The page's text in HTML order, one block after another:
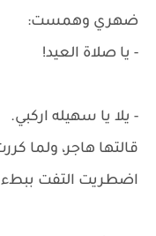
ضهري وهمست:
- يا صلاة العيد!
- يلا يا سهيله اركبي.
قالتها هاجر، ولما
اضطريت التفت